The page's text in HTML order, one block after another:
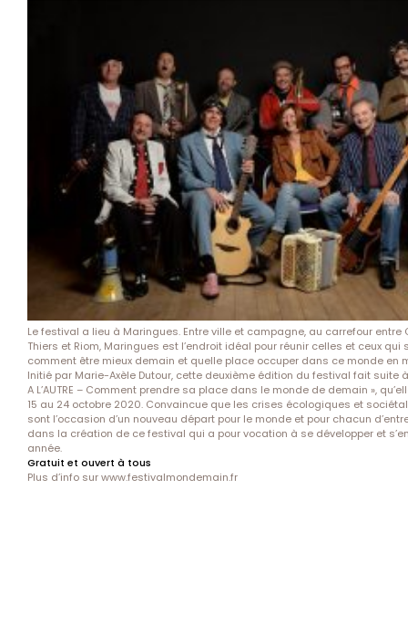
Le festival a lieu à Maringues. Entre ville et campagne, au carrefour entre
Thiers et Riom, Maringues est l’endroit idéal pour réunir celles et ceux qui
comment être mieux demain et quelle place occuper dans ce monde en
Initié par Marie-Axèle Dutour, cette deuxième édition du festival fait suite à
A L’AUTRE – Comment prendre sa place dans le monde de demain »,
15 au 24 octobre 2020. Convaincue que les crises écologiques et
sont l’occasion d’un nouveau départ pour le monde et pour chacun
dans la création de ce festival qui a pour vocation à se développer et
année.
Gratuit et ouvert à tous
Plus d’info surwww.festivalmondemain.fr